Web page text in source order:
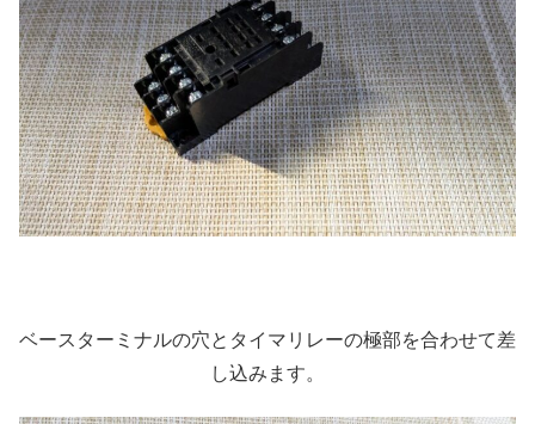
ベースターミナルの穴とタイマリレーの極部を合わせて差
し込みます。